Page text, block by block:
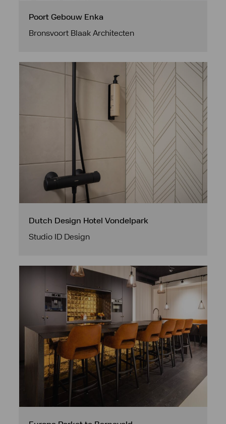
Poort Gebouw Enka
Bronsvoort Blaak Architecten
Dutch Design Hotel Vondelpark
Studio ID Design